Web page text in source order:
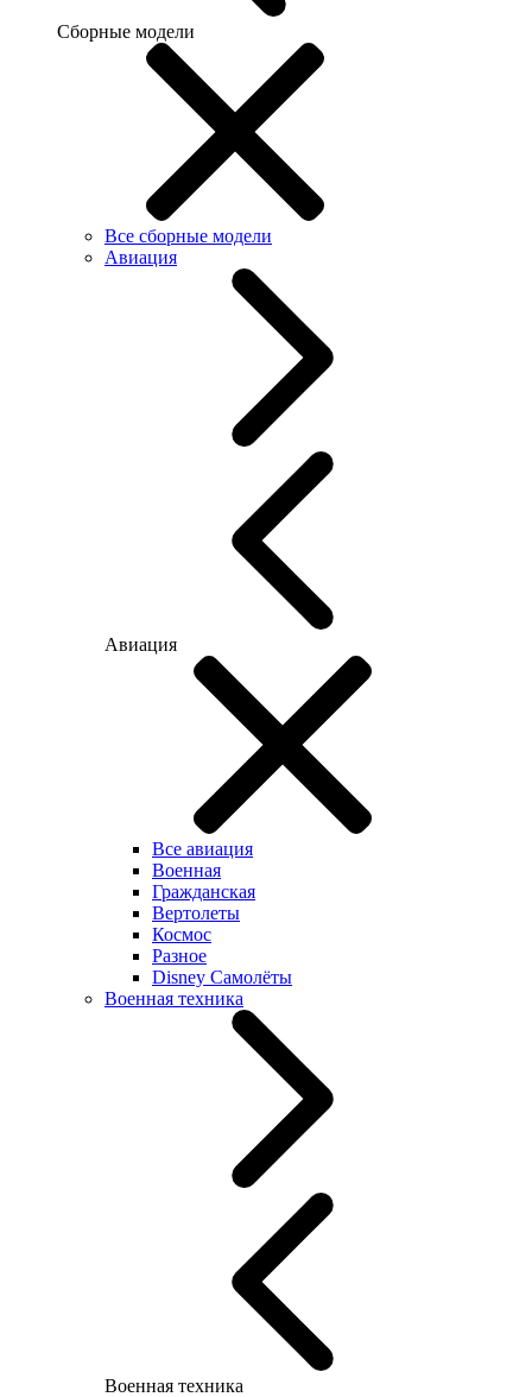
Сборные модели
Все сборные модели
Авиация
Авиация
Все авиация
Военная
Гражданская
Вертолеты
Космос
Разное
Disney Самолёты
Военная техника
Военная техника